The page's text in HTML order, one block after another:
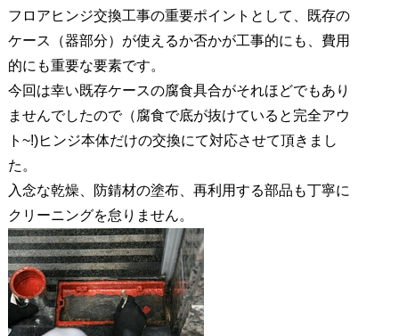
フロアヒンジ交換工事の重要ポイントとして、既存の
ケース（器部分）が使えるか否かが工事的にも、費用
的にも重要な要素です。
今回は幸い既存ケースの腐食具合がそれほどでもあり
ませんでしたので（腐食で底が抜けていると完全アウ
ト~!)ヒンジ本体だけの交換にて対応させて頂きまし
た。
入念な乾燥、防錆材の塗布、再利用する部品も丁寧に
クリーニングを怠りません。